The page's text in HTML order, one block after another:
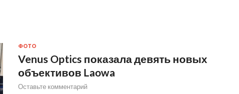
ФОТО
Venus Optics показала девять новых
объективов Laowa
Оставьте комментарий